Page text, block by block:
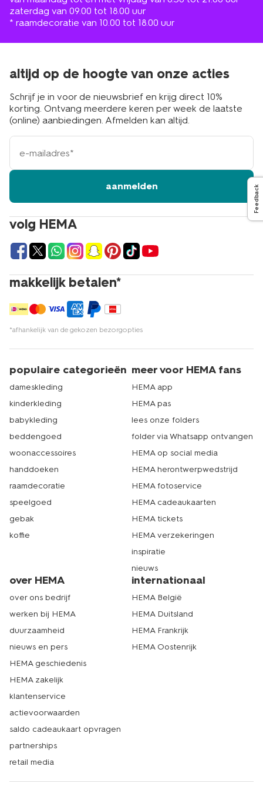
zaterdag van 09.00 tot 18.00 uur
* raamdecoratie van 10.00 tot 18.00 uur
volg HEMA
makkelijk betalen*
*afhankelijk van de gekozen bezorgopties
altijd op de hoogte van onze acties
Schrijf je in voor de nieuwsbrief en krijg direct 10%
korting. Ontvang meerdere keren per week de laatste
(online) aanbiedingen. Afmelden kan altijd.
e-
mailadres
aanmelden
populaire categorieën
dameskleding
kinderkleding
babykleding
beddengoed
woonaccessoires
handdoeken
raamdecoratie
speelgoed
gebak
koffie
meer voor HEMA fans
HEMA app
HEMA pas
lees onze folders
folder via Whatsapp ontvangen
HEMA op social media
HEMA herontwerpwedstrijd
HEMA fotoservice
HEMA cadeaukaarten
HEMA tickets
HEMA verzekeringen
inspiratie
nieuws
over HEMA
over ons bedrijf
werken bij HEMA
duurzaamheid
nieuws en pers
HEMA geschiedenis
HEMA zakelijk
klantenservice
actievoorwaarden
saldo cadeaukaart opvragen
partnerships
retail media
internationaal
HEMA België
HEMA Duitsland
HEMA Frankrijk
HEMA Oostenrijk
Feedback